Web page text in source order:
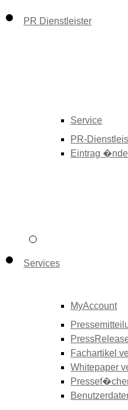
PR Dienstleister
Service
PR-
Eintrag
Services
MyAccount
Fachartikel
Whitepaper